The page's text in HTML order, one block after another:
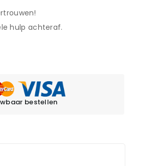
hulp achteraf.
bestellen